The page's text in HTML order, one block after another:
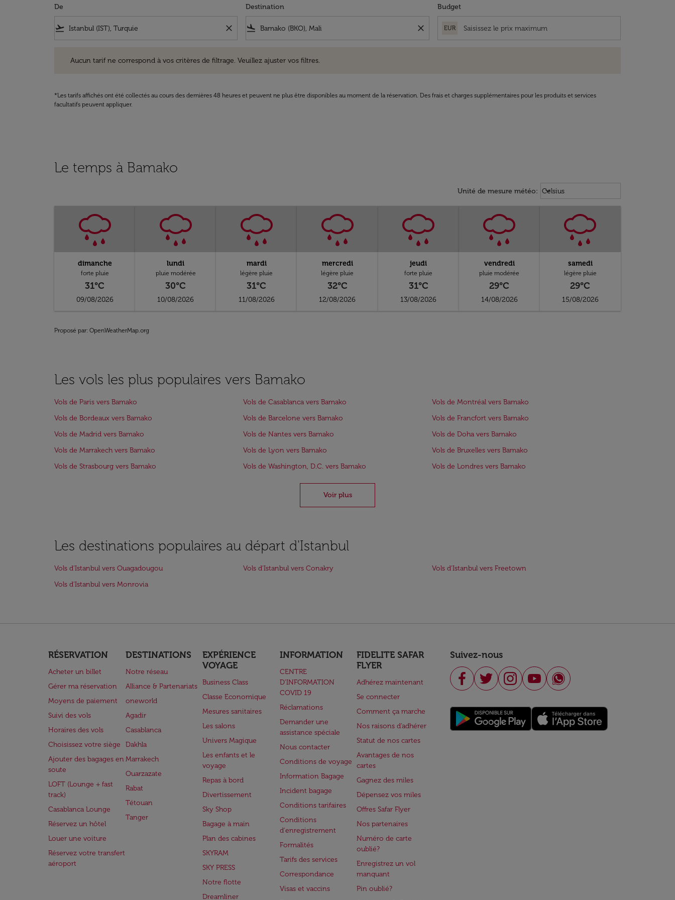
De
flight_takeoff close
Destination
flight_land close
Budget
EUR
Aucun tarif ne correspond à vos critères de filtrage. Veuillez ajuster vos filtres.
*Les tarifs affichés ont été collectés au cours des dernières 48 heures et peuvent ne plus être disponibles au moment de la réservation. Des frais et charges supplémentaires pour les produits et services
facultatifs peuvent appliquer.
Le temps à Bamako
Unité de mesure météo: Weather unit option Celsius
Celsius
keyboard_arrow_down
dimanche
forte pluie
31°C
09/08/2026
lundi
pluie modérée
30°C
10/08/2026
mardi
légère pluie
31°C
11/08/2026
mercredi
légère pluie
32°C
12/08/2026
jeudi
forte pluie
31°C
13/08/2026
vendredi
pluie modérée
29°C
14/08/2026
samedi
légère pluie
29°C
15/08/2026
Proposé par: OpenWeatherMap.org
Les vols les plus populaires vers Bamako
Vols de Paris vers Bamako Vols de Casablanca vers Bamako
Vols de Montréal vers Bamako
Vols de Bordeaux vers Bamako
Vols de Barcelone vers Bamako
Vols de Francfort vers Bamako
Vols de Madrid vers Bamako
Vols de Nantes vers Bamako
Vols de Doha vers Bamako
Vols de Marrakech vers Bamako
Vols de Lyon vers Bamako
Vols de Bruxelles vers Bamako
Vols de Strasbourg vers Bamako
Vols de Washington, D.C. vers Bamako Vols de Londres vers Bamako
Voir plus
Les destinations populaires au départ d'Istanbul
Vols d'Istanbul vers Ouagadougou Vols d'Istanbul vers Conakry
Vols d'Istanbul vers Freetown
Vols d'Istanbul vers Monrovia
RÉSERVATION
Acheter un billet
Gérer ma réservation
Moyens de paiement
Suivi des vols
Horaires des vols
Choisissez votre siège
Ajouter des bagages en
soute
LOFT (Lounge + fast
track)
Casablanca Lounge
Réservez un hôtel
Louer une voiture
Réservez votre transfert
aéroport
DESTINATIONS
Notre réseau
Alliance & Partenariats
oneworld
Agadir
Casablanca
Dakhla
Marrakech
Ouarzazate
Rabat
Tétouan
Tanger
EXPÉRIENCE
VOYAGE
Business Class
Classe Economique
Mesures sanitaires
Les salons
Univers Magique
Les enfants et le
voyage
Repas à bord
Divertissement
Sky Shop
Bagage à main
Plan des cabines
SKYRAM
SKY PRESS
Notre flotte
Dreamliner
INFORMATION
CENTRE
D’INFORMATION
COVID 19
Réclamations
Demander une
assistance spéciale
Nous contacter
Conditions de voyage
Information Bagage
Incident bagage
Conditions tarifaires
Conditions
d'enregistrement
Formalités
Tarifs des services
Correspondance
Visas et vaccins
FIDELITE SAFAR
FLYER
Adhérez maintenant
Se connecter
Comment ça marche
Nos raisons d'adhérer
Statut de nos cartes
Avantages de nos
cartes
Gagnez des miles
Dépensez vos miles
Offres Safar Flyer
Nos partenaires
Numéro de carte
oublié?
Enregistrez un vol
manquant
Pin oublié?
Suivez-nous